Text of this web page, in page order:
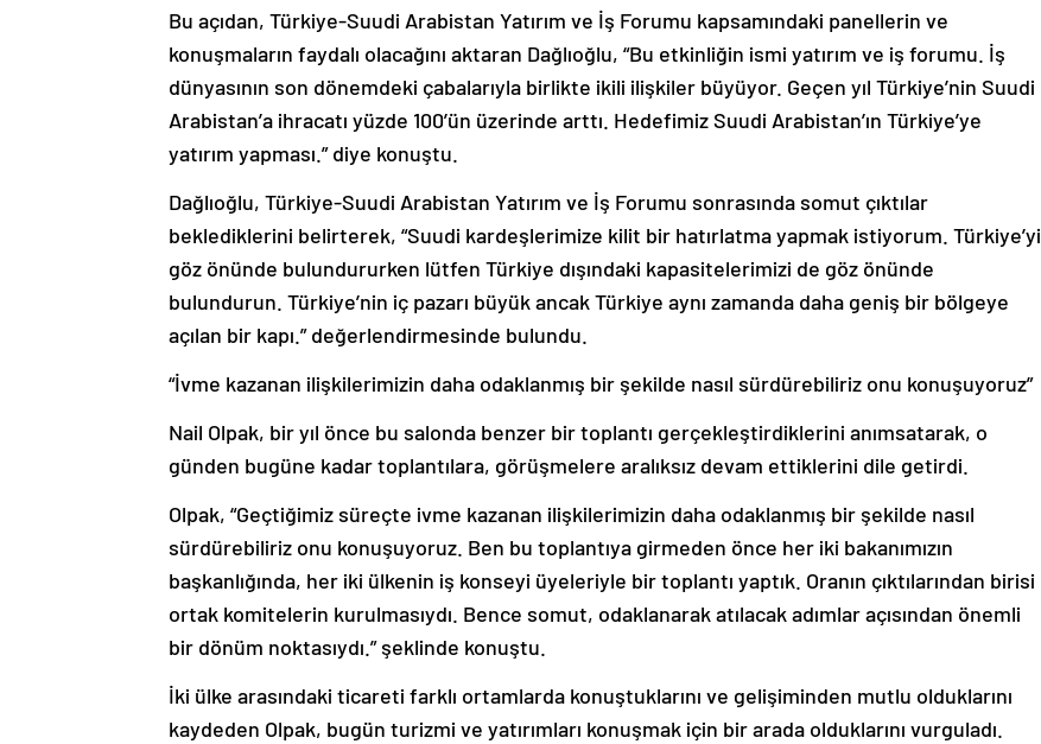
Bu açıdan, Türkiye-Suudi Arabistan Yatırım ve İş Forumu kapsamındaki panellerin ve
konuşmaların faydalı olacağını aktaran Dağlıoğlu, “Bu etkinliğin ismi yatırım ve iş forumu. İş
dünyasının son dönemdeki çabalarıyla birlikte ikili ilişkiler büyüyor. Geçen yıl Türkiye’nin Suudi
Arabistan’a ihracatı yüzde 100’ün üzerinde arttı. Hedefimiz Suudi Arabistan’ın Türkiye’ye
yatırım yapması.” diye konuştu.
Dağlıoğlu, Türkiye-Suudi Arabistan Yatırım ve İş Forumu sonrasında somut çıktılar
beklediklerini belirterek, “Suudi kardeşlerimize kilit bir hatırlatma yapmak istiyorum. Türkiye’yi
göz önünde bulundururken lütfen Türkiye dışındaki kapasitelerimizi de göz önünde
bulundurun. Türkiye’nin iç pazarı büyük ancak Türkiye aynı zamanda daha geniş bir bölgeye
açılan bir kapı.” değerlendirmesinde bulundu.
“İvme kazanan ilişkilerimizin daha odaklanmış bir şekilde nasıl sürdürebiliriz onu konuşuyoruz”
Nail Olpak, bir yıl önce bu salonda benzer bir toplantı gerçekleştirdiklerini anımsatarak, o
günden bugüne kadar toplantılara, görüşmelere aralıksız devam ettiklerini dile getirdi.
Olpak, “Geçtiğimiz süreçte ivme kazanan ilişkilerimizin daha odaklanmış bir şekilde nasıl
sürdürebiliriz onu konuşuyoruz. Ben bu toplantıya girmeden önce her iki bakanımızın
başkanlığında, her iki ülkenin iş konseyi üyeleriyle bir toplantı yaptık. Oranın çıktılarından birisi
ortak komitelerin kurulmasıydı. Bence somut, odaklanarak atılacak adımlar açısından önemli
bir dönüm noktasıydı.” şeklinde konuştu.
İki ülke arasındaki ticareti farklı ortamlarda konuştuklarını ve gelişiminden mutlu olduklarını
kaydeden Olpak, bugün turizmi ve yatırımları konuşmak için bir arada olduklarını vurguladı.